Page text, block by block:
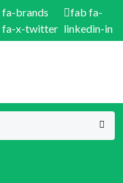
fa-brands
fa-x-twitter
fab fa-
linkedin-in